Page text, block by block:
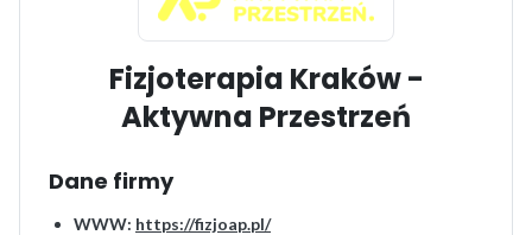
Fizjoterapia Kraków -
Aktywna Przestrzeń
Dane firmy
WWW: https://fizjoap.pl/